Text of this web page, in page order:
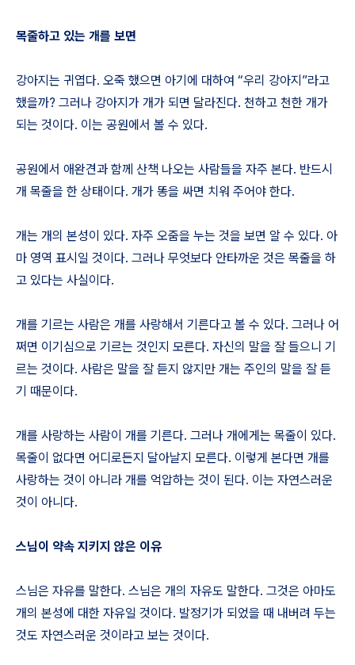
목줄하고 있는 개를 보면
강아지는 귀엽다. 오죽 했으면 아기에 대하여 “우리 강아지”라고
했을까? 그러나 강아지가 개가 되면 달라진다. 천하고 천한 개가
되는 것이다. 이는 공원에서 볼 수 있다.
공원에서 애완견과 함께 산책 나오는 사람들을 자주 본다. 반드시
개 목줄을 한 상태이다. 개가 똥을 싸면 치워 주어야 한다.
개는 개의 본성이 있다. 자주 오줌을 누는 것을 보면 알 수 있다. 아
마 영역 표시일 것이다. 그러나 무엇보다 안타까운 것은 목줄을 하
고 있다는 사실이다.
개를 기르는 사람은 개를 사랑해서 기른다고 볼 수 있다. 그러나 어
쩌면 이기심으로 기르는 것인지 모른다. 자신의 말을 잘 들으니 기
르는 것이다. 사람은 말을 잘 듣지 않지만 개는 주인의 말을 잘 듣
기 때문이다.
개를 사랑하는 사람이 개를 기른다. 그러나 개에게는 목줄이 있다.
목줄이 없다면 어디로든지 달아날지 모른다. 이렇게 본다면 개를
사랑하는 것이 아니라 개를 억압하는 것이 된다. 이는 자연스러운
것이 아니다.
스님이 약속 지키지 않은 이유
스님은 자유를 말한다. 스님은 개의 자유도 말한다. 그것은 아마도
개의 본성에 대한 자유일 것이다. 발정기가 되었을 때 내버려 두는
것도 자연스러운 것이라고 보는 것이다.